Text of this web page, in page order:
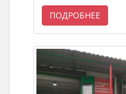
ПОДРОБНЕЕ